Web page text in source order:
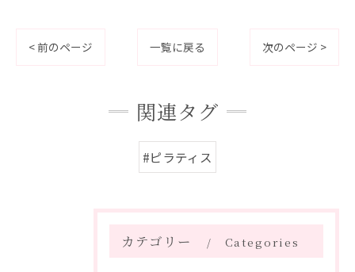
< 前のページ 一覧に戻る 次のページ >
関連タグ
#ピラティス
カテゴリー Categories